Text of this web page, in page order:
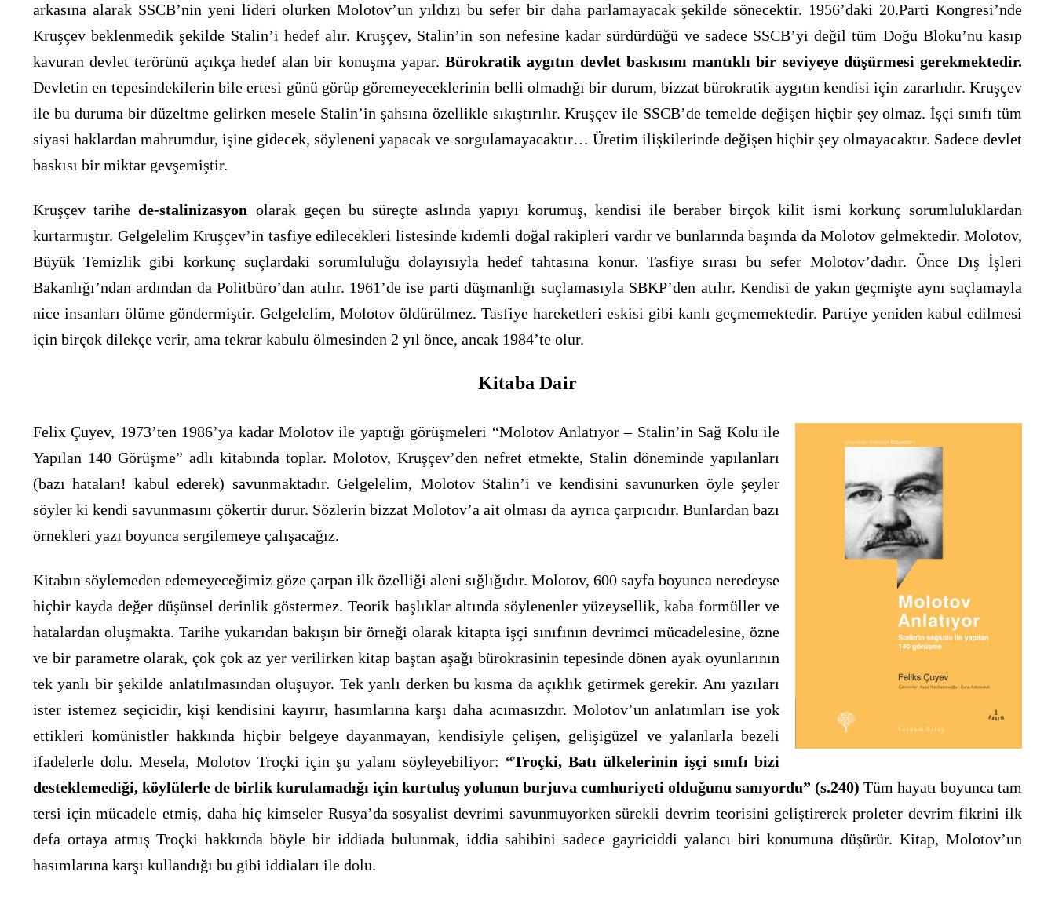
arkasına alarak SSCB’nin yeni lideri olurken Molotov’un yıldızı bu sefer bir daha parlamayacak şekilde sönecektir. 1956’daki 20.Parti Kongresi’nde
Kruşçev beklenmedik şekilde Stalin’i hedef alır. Kruşçev, Stalin’in son nefesine kadar sürdürdüğü ve sadece SSCB’yi değil tüm Doğu Bloku’nu kasıp
kavuran devlet terörünü açıkça hedef alan bir konuşma yapar.Bürokratik aygıtın devlet baskısını mantıklı bir seviyeye düşürmesi gerekmektedir.
Devletin en tepesindekilerin bile ertesi günü görüp göremeyeceklerinin belli olmadığı bir durum, bizzat bürokratik aygıtın kendisi için zararlıdır. Kruşçev
ile bu duruma bir düzeltme gelirken mesele Stalin’in şahsına özellikle sıkıştırılır. Kruşçev ile SSCB’de temelde değişen hiçbir şey olmaz. İşçi sınıfı tüm
siyasi haklardan mahrumdur, işine gidecek, söyleneni yapacak ve sorgulamayacaktır… Üretim ilişkilerinde değişen hiçbir şey olmayacaktır. Sadece devlet
baskısı bir miktar gevşemiştir.
Kruşçev tarihede-stalinizasyon olarak geçen bu süreçte aslında yapıyı korumuş, kendisi ile beraber birçok kilit ismi korkunç sorumluluklardan
kurtarmıştır. Gelgelelim Kruşçev’in tasfiye edilecekleri listesinde kıdemli doğal rakipleri vardır ve bunlarında başında da Molotov gelmektedir. Molotov,
Büyük Temizlik gibi korkunç suçlardaki sorumluluğu dolayısıyla hedef tahtasına konur. Tasfiye sırası bu sefer Molotov’dadır. Önce Dış İşleri
Bakanlığı’ndan ardından da Politbüro’dan atılır. 1961’de ise parti düşmanlığı suçlamasıyla SBKP’den atılır. Kendisi de yakın geçmişte aynı suçlamayla
nice insanları ölüme göndermiştir. Gelgelelim, Molotov öldürülmez. Tasfiye hareketleri eskisi gibi kanlı geçmemektedir. Partiye yeniden kabul edilmesi
için birçok dilekçe verir, ama tekrar kabulu ölmesinden 2 yıl önce, ancak 1984’te olur.
Kitaba Dair
Felix Çuyev, 1973’ten 1986’ya kadar Molotov ile yaptığı görüşmeleri “Molotov Anlatıyor – Stalin’in Sağ Kolu ile
Yapılan 140 Görüşme” adlı kitabında toplar. Molotov, Kruşçev’den nefret etmekte, Stalin döneminde yapılanları
(bazı hataları! kabul ederek) savunmaktadır. Gelgelelim, Molotov Stalin’i ve kendisini savunurken öyle şeyler
söyler ki kendi savunmasını çökertir durur. Sözlerin bizzat Molotov’a ait olması da ayrıca çarpıcıdır. Bunlardan bazı
örnekleri yazı boyunca sergilemeye çalışacağız.
Kitabın söylemeden edemeyeceğimiz göze çarpan ilk özelliği aleni sığlığıdır. Molotov, 600 sayfa boyunca neredeyse
hiçbir kayda değer düşünsel derinlik göstermez. Teorik başlıklar altında söylenenler yüzeysellik, kaba formüller ve
hatalardan oluşmakta. Tarihe yukarıdan bakışın bir örneği olarak kitapta işçi sınıfının devrimci mücadelesine, özne
ve bir parametre olarak, çok çok az yer verilirken kitap baştan aşağı bürokrasinin tepesinde dönen ayak oyunlarının
tek yanlı bir şekilde anlatılmasından oluşuyor. Tek yanlı derken bu kısma da açıklık getirmek gerekir. Anı yazıları
ister istemez seçicidir, kişi kendisini kayırır, hasımlarına karşı daha acımasızdır. Molotov’un anlatımları ise yok
ettikleri komünistler hakkında hiçbir belgeye dayanmayan, kendisiyle çelişen, gelişigüzel ve yalanlarla bezeli
ifadelerle dolu. Mesela, Molotov Troçki için şu yalanı söyleyebiliyor: “Troçki, Batı ülkelerinin işçi sınıfı bizi
desteklemediği, köylülerle de birlik kurulamadığı için kurtuluş yolunun burjuva cumhuriyeti olduğunu sanıyordu” (s.240) Tüm hayatı boyunca tam
tersi için mücadele etmiş, daha hiç kimseler Rusya’da sosyalist devrimi savunmuyorken sürekli devrim teorisini geliştirerek proleter devrim fikrini ilk
defa ortaya atmış Troçki hakkında böyle bir iddiada bulunmak, iddia sahibini sadece gayriciddi yalancı biri konumuna düşürür. Kitap, Molotov’un
hasımlarına karşı kullandığı bu gibi iddiaları ile dolu.